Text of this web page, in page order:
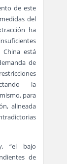
de este
del
ha
China está
de
la
para
alineada
“el bajo
de